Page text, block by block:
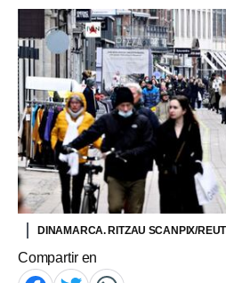
DINAMARCA. RITZAU SCANPIX/
Compartir en